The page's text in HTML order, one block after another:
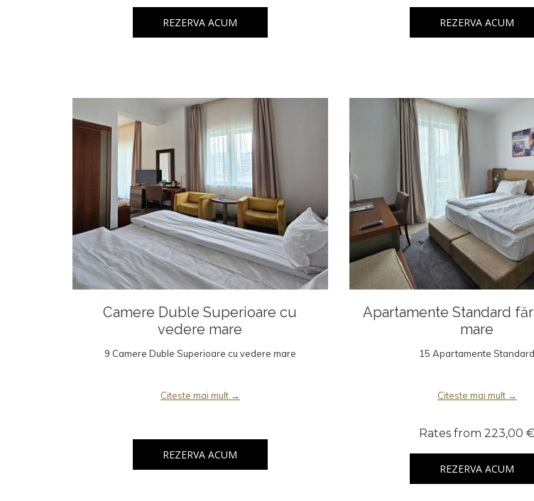
REZERVA ACUM REZERVA ACUM
Camere Duble Superioare cu
vedere mare
9 Camere Duble Superioare cu vedere mare
Citeste mai mult
REZERVA ACUM
Apartamente Standard
mare
15 Apartamente Standard
Citeste mai mult
Rates from 223,00 €
REZERVA ACUM